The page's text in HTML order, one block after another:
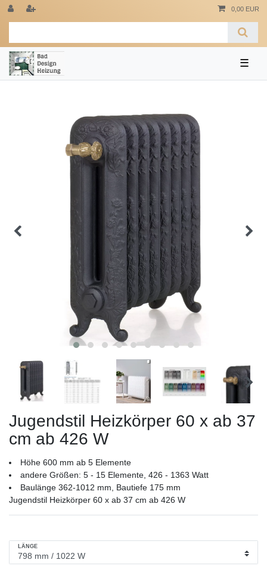
0,00 EUR
☰
Jugendstil Heizkörper 60 x ab 37
cm ab 426 W
Höhe 600 mm ab 5 Elemente
andere Größen: 5 - 15 Elemente, 426 - 1363 Watt
Baulänge 362-1012 mm, Bautiefe 175 mm
Jugendstil Heizkörper 60 x ab 37 cm ab 426 W
LÄNGE